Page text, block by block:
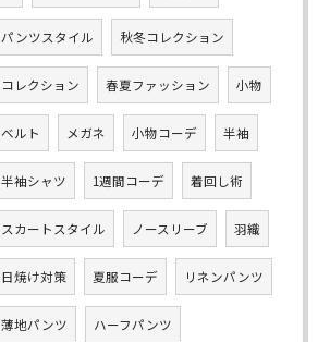
パンツスタイル 秋冬コレクション
コレクション 春夏ファッション 小物
ベルト メガネ 小物コーデ 半袖
半袖シャツ 1週間コーデ 着回し術
スカートスタイル ノースリーブ 羽織
日焼け対策 夏服コーデ リネンパンツ
薄地パンツ ハーフパンツ